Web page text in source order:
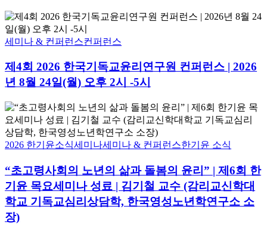
제
4
회
한
국
기
독
교
윤
리
연
원
컨
퍼
런
스
세미나 & 컨퍼런스컨퍼런스
제4회 2026 한국기독교윤리연구원 컨퍼런스 | 2026
년 8월 24일(월) 오후 2시 -5시
“초
고
령
사
의
노
년
의
삶
2026 한기윤소식세미나세미나 & 컨퍼런스한기윤 소식
“초고령사회의 노년의 삶과 돌봄의 윤리” | 제6회 한
기윤 목요세미나 성료 | 김기철 교수 (감리교신학대
학교 기독교심리상담학, 한국영성노년학연구소 소
장)